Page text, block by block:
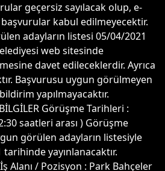
geçersiz sayılacak olup, e-
başvurular kabul edilmeyecektir.
adayların listesi 05/04/2021
web sitesinde
davet edileceklerdir. Ayrıca
Başvurusu uygun görülmeyen
yapılmayacaktır.
Görüşme Tarihleri :
saatleri arası ) Görüşme
görülen adayların listesiyle
yayınlanacaktır.
İş Alanı / Pozisyon : Park Bahçeler